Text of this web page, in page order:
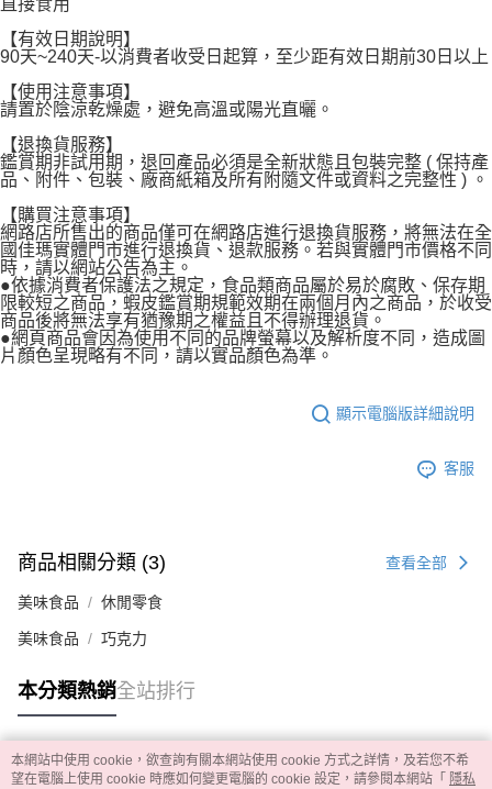
【有效日期說明】
90天~240天-以消費者收受日起算，至少距有效日期前30日以上
【使用注意事項】
請置於陰涼乾燥處，避免高溫或陽光直曬。
【退換貨服務】
鑑賞期非試用期，退回產品必須是全新狀態且包裝完整 ( 保持產
品、附件、包裝、廠商紙箱及所有附隨文件或資料之完整性 ) 。
【購買注意事項】
網路店所售出的商品僅可在網路店進行退換貨服務，將無法在全
國佳瑪實體門市進行退換貨、退款服務。若與實體門市價格不同
時，請以網站公告為主。
●依據消費者保護法之規定，食品類商品屬於易於腐敗、保存期
限較短之商品，蝦皮鑑賞期規範效期在兩個月內之商品，於收受
商品後將無法享有猶豫期之權益且不得辦理退貨。
●網頁商品會因為使用不同的品牌螢幕以及解析度不同，造成圖
片顏色呈現略有不同，請以實品顏色為準。
顯示電腦版詳細說明
客服
商品相關分類 (3) 查看全部
美味食品 休閒零食
美味食品 巧克力
本分類熱銷全站排行
熱門標籤
本網站中使用 cookie，欲查詢有關本網站使用 cookie 方式之詳情，及若您不希
望在電腦上使用 cookie 時應如何變更電腦的 cookie 設定，請參閱本網站「 隱私